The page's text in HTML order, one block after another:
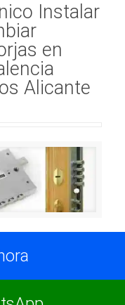
Instalar
en
Alicante